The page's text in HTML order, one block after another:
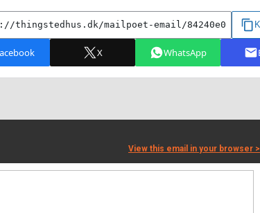
View this email in your browser >